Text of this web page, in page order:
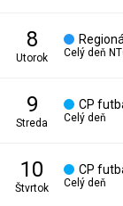
8
utorok Celý deň
9
streda
CP
Celý deň
10
štvrtok
CP
Celý deň